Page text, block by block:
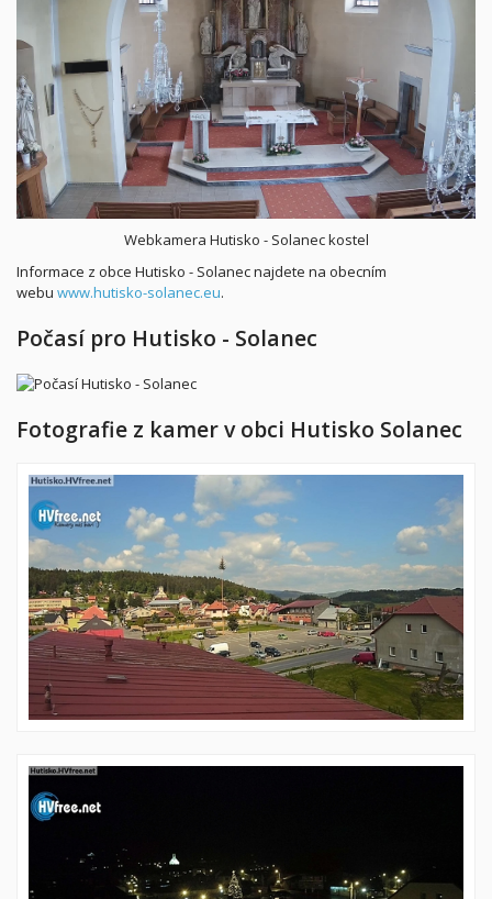
Webkamera Hutisko - Solanec kostel
Informace z obce Hutisko - Solanec najdete na obecním
webu www.hutisko-solanec.eu.
Počasí pro Hutisko - Solanec
Fotografie z kamer v obci Hutisko Solanec